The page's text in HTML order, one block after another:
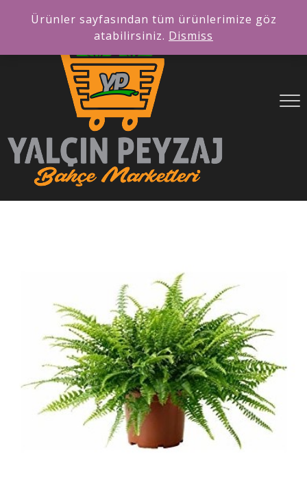
Ürünler sayfasından tüm ürünlerimize göz
atabilirsiniz. Dismiss